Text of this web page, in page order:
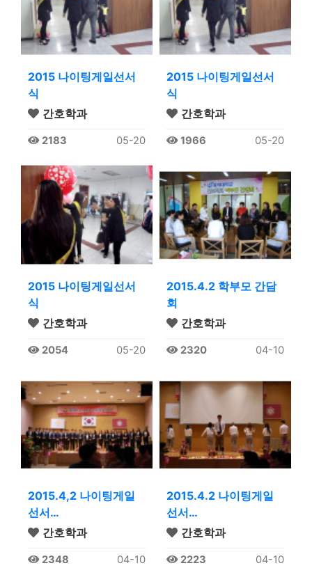
2015 나이팅게일선서
식
간호학과
2183 05-20
2015 나이팅게일선서
식
간호학과
1966 05-20
2015 나이팅게일선서
식
간호학과
2054 05-20
2015.4.2 학부모 간담
회
간호학과
2320 04-10
2015.4,2 나이팅게일
선서…
간호학과
2348 04-10
2015.4.2 나이팅게일
선서…
간호학과
2223 04-10